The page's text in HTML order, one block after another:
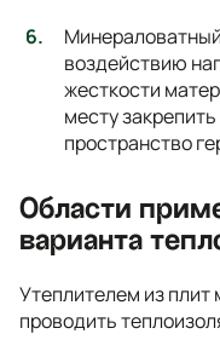
воздействию
жесткости
месту
пространство
Области
варианта
Утеплителем из
проводить